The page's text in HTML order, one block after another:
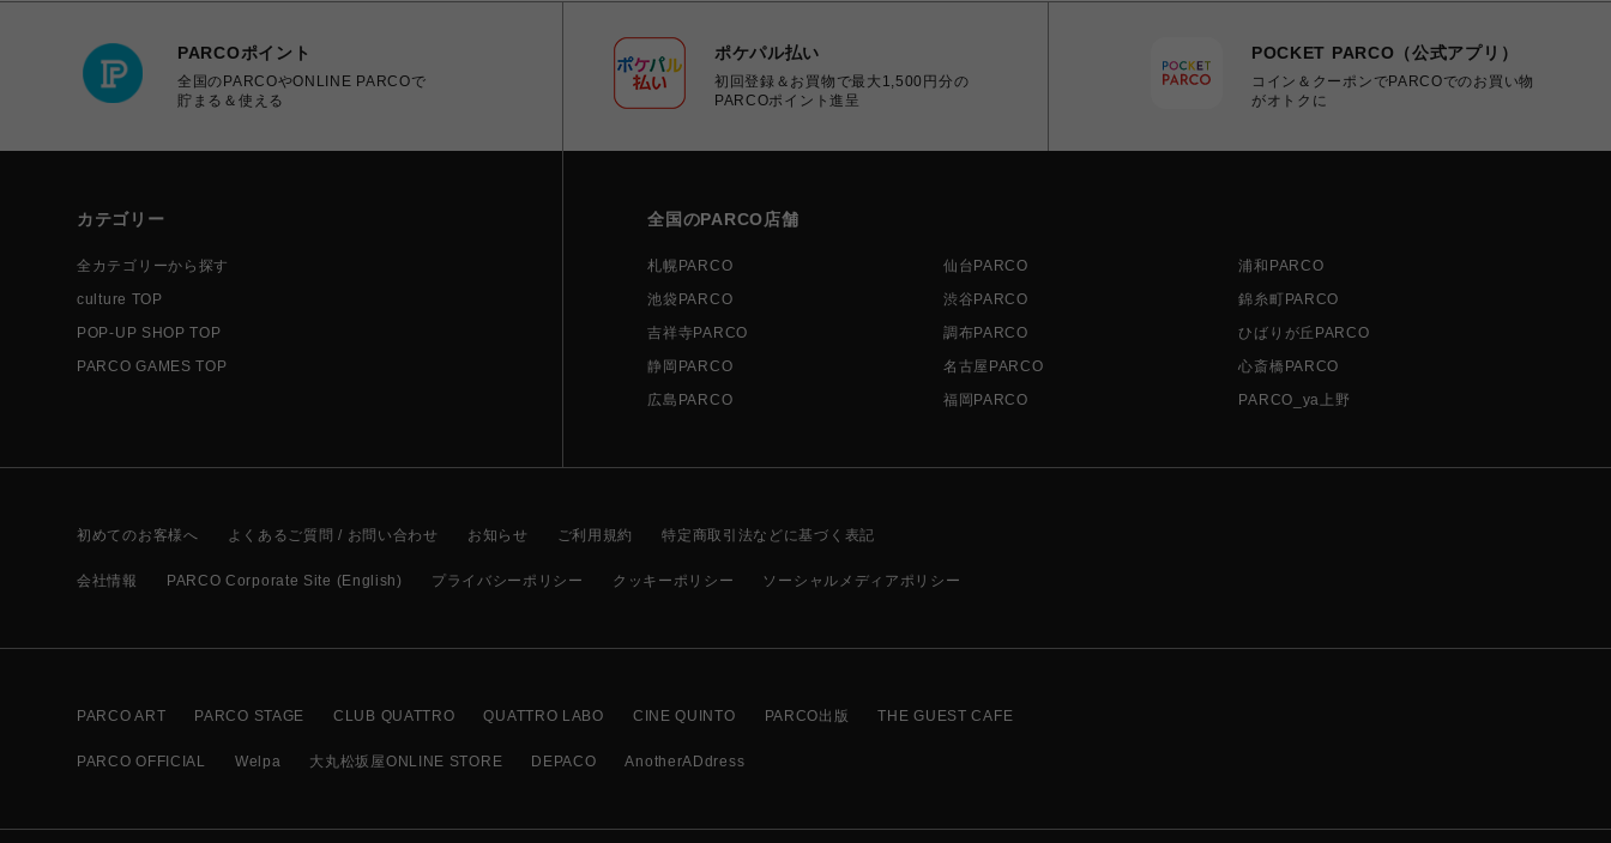
PARCOポイント
全国のPARCOやONLINE PARCOで
貯まる＆使える
ポケパル払い
初回登録＆お買物で最大1,500円分の
PARCOポイント進呈
POCKET PARCO（公式アプリ）
コイン＆クーポンでPARCOでのお買い物
がオトクに
カテゴリー
全カテゴリーから探す
culture TOP
POP-UP SHOP TOP
PARCO GAMES TOP
全国のPARCO店舗
札幌PARCO 仙台PARCO
浦和PARCO
池袋PARCO
渋谷PARCO
錦糸町PARCO
吉祥寺PARCO
調布PARCO
ひばりが丘PARCO
静岡PARCO
名古屋PARCO
心斎橋PARCO
広島PARCO
福岡PARCO PARCO_ya上野
初めてのお客様へ よくあるご質問 / お問い合わせ お知らせ ご利用規約 特定商取引法などに基づく表記
会社情報 PARCO Corporate Site (English) プライバシーポリシー クッキーポリシー ソーシャルメディアポリシー
PARCO ART PARCO STAGE CLUB QUATTRO QUATTRO LABO CINE QUINTO PARCO出版 THE GUEST CAFE
PARCO OFFICIAL Welpa 大丸松坂屋ONLINE STORE DEPACO AnotherADdress